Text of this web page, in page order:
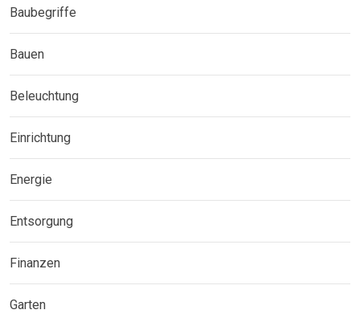
Baubegriffe
Bauen
Beleuchtung
Einrichtung
Energie
Entsorgung
Finanzen
Garten